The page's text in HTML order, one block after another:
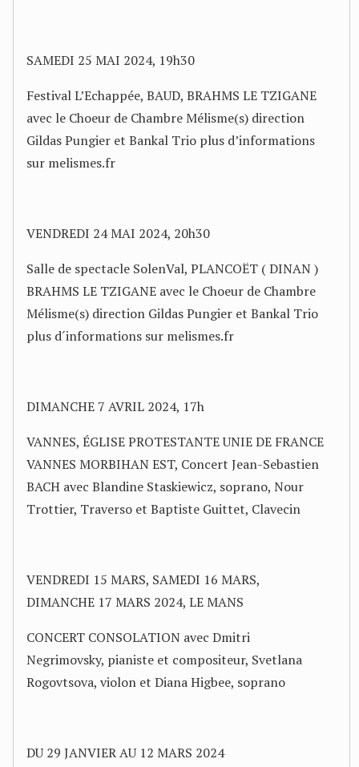
SAMEDI 25 MAI 2024, 19h30
Festival L’Echappée, BAUD, BRAHMS LE TZIGANE
avec le Choeur de Chambre Mélisme(s) direction
Gildas Pungier et Bankal Trio plus d’informations
sur melismes.fr
VENDREDI 24 MAI 2024, 20h30
Salle de spectacle SolenVal, PLANCOËT ( DINAN )
BRAHMS LE TZIGANE avec le Choeur de Chambre
Mélisme(s) direction Gildas Pungier et Bankal Trio
plus d´informations sur melismes.fr
DIMANCHE 7 AVRIL 2024, 17h
VANNES, ÉGLISE PROTESTANTE UNIE DE FRANCE
VANNES MORBIHAN EST, Concert Jean-Sebastien
BACH avec Blandine Staskiewicz, soprano, Nour
Trottier, Traverso et Baptiste Guittet, Clavecin
VENDREDI 15 MARS, SAMEDI 16 MARS,
DIMANCHE 17 MARS 2024, LE MANS
CONCERT CONSOLATION avec Dmitri
Negrimovsky, pianiste et compositeur, Svetlana
Rogovtsova, violon et Diana Higbee, soprano
DU 29 JANVIER AU 12 MARS 2024